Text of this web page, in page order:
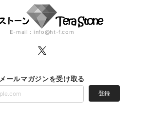
E-mail： info@ht-f.com
メールマガジンを受け取る
登録